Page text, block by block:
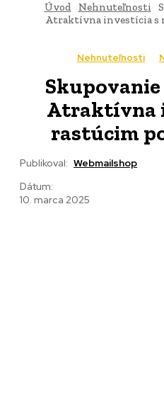
Úvod Nehnuteľnosti
Atraktívna investícia s
Nehnuteľnosti
Atraktívna
rastúcim
Publikoval: Webmailshop
Dátum:
10. marca 2025